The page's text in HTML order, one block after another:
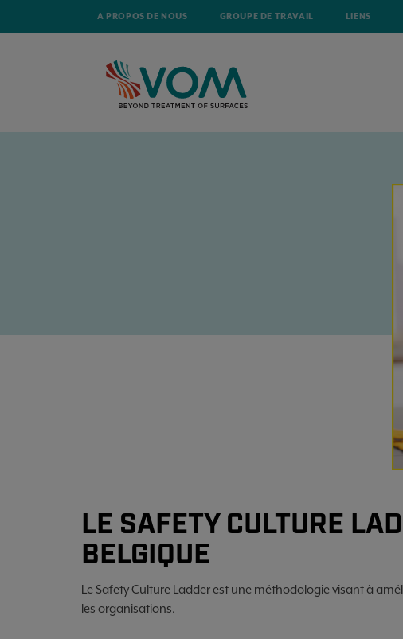
A PROPOS DE NOUS GROUPE DE TRAVAIL LIENS
ACCUEIL ACTUALITÉ LE SAFETY CULTURE LADDER S'IMPLANTE EN BELGIQUE
LE SAFETY CULTURE
BELGIQUE
Le Safety Culture Ladder est une méthodologie visant à
les organisations.